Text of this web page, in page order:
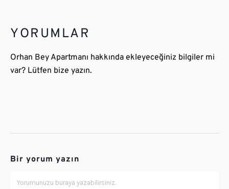
YORUMLAR
Orhan Bey Apartmanı hakkında ekleyeceğiniz bilgiler mi
var? Lütfen bize yazın.
Bir yorum yazın